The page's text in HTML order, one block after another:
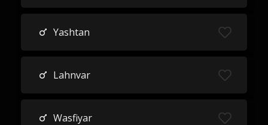
Yashtan
Lahnvar
Wasfiyar